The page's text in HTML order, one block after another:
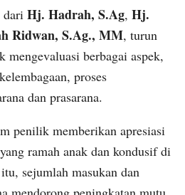
Hj. Hadrah, S.Ag, Hj.
Ridwan, S.Ag., MM, turun
mengevaluasi berbagai aspek,
proses
dan prasarana.
penilik memberikan apresiasi
ramah anak dan kondusif di
sejumlah masukan dan